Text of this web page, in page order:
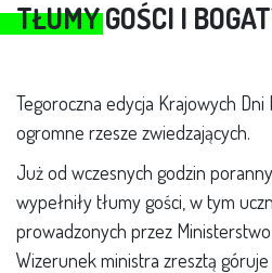
TŁUMY GOŚCI I
Tegoroczna edycja Krajowych Dni
ogromne rzesze zwiedzających.
Już od wczesnych godzin
wypełniły tłumy gości, w tym
prowadzonych przez
Wizerunek ministra zresztą